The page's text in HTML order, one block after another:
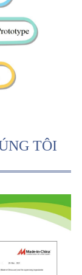
TÔI